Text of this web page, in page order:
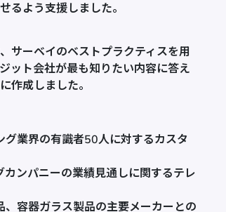
るよう支援しました。
サーベイのベストプラクティスを用
ット会社が最も知りたい内容に答え
作成しました。
グ業界の有識者50人に対するカスタ
カンパニーの業績見通しに関するテレ
、容器ガラス製品の主要メーカーとの